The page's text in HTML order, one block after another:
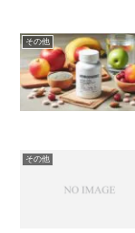
その他
その他